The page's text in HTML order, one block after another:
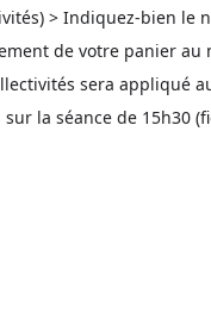
> Indiquez-bien le
de votre panier
sera appliqué
la séance de 15h30